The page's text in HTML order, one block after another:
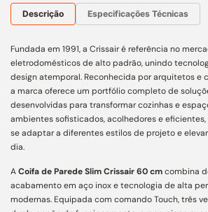
Descrição Especificações Técnicas
Fundada em 1991, a Crissair é referência no
eletrodomésticos de alto padrão, unindo
design atemporal. Reconhecida por arquitetos e
a marca oferece um portfólio completo de
desenvolvidas para transformar cozinhas e
ambientes sofisticados, acolhedores e
se adaptar a diferentes estilos de projeto e
dia.
ACoifa de Parede Slim Crissair 60 cmcombina
acabamento em aço inox e tecnologia de alta
modernas. Equipada com comando Touch, três